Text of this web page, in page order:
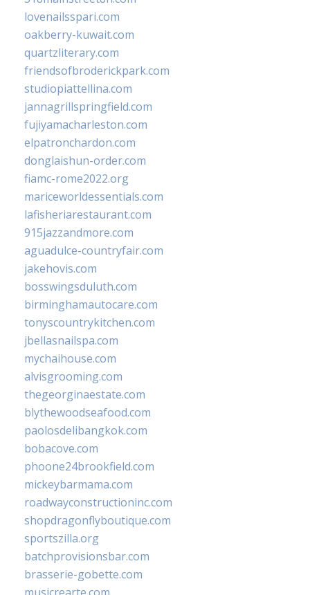
lovenailsspari.com
oakberry-kuwait.com
quartzliterary.com
friendsofbroderickpark.com
studiopiattellina.com
jannagrillspringfield.com
fujiyamacharleston.com
elpatronchardon.com
donglaishun-order.com
fiamc-rome2022.org
mariceworldessentials.com
lafisheriarestaurant.com
915jazzandmore.com
aguadulce-countryfair.com
jakehovis.com
bosswingsduluth.com
birminghamautocare.com
tonyscountrykitchen.com
jbellasnailspa.com
mychaihouse.com
alvisgrooming.com
thegeorginaestate.com
blythewoodseafood.com
paolosdelibangkok.com
bobacove.com
phoone24brookfield.com
mickeybarmama.com
roadwayconstructioninc.com
shopdragonflyboutique.com
sportszilla.org
batchprovisionsbar.com
brasserie-gobette.com